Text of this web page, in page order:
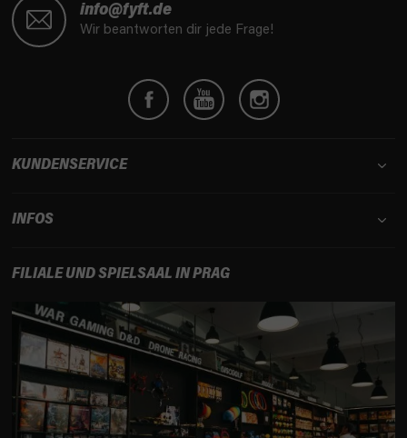
info@fyft.de
Wir beantworten dir jede Frage!
KUNDENSERVICE
INFOS
FILIALE UND SPIELSAAL IN PRAG